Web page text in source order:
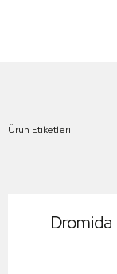
Ürün Etiketleri